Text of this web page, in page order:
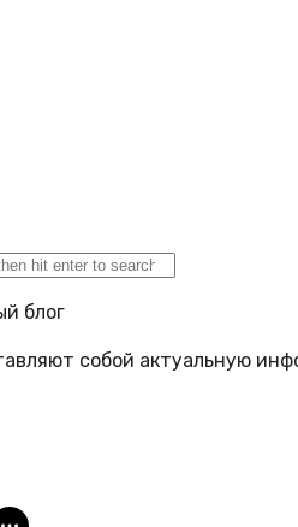
блог
собой актуальную